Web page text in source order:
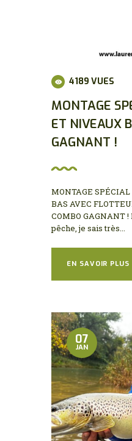
4189 VUES
MONTAGE
ET NIVEAUX
GAGNANT !
MONTAGE
BAS AVEC
COMBO GAGNANT
pêche, je sais très...
EN SAVOIR PLUS
07
JAN